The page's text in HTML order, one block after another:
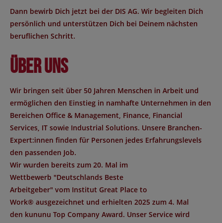
Dann bewirb Dich jetzt bei der DIS AG. Wir begleiten Dich
persönlich und unterstützen Dich bei Deinem nächsten
beruflichen Schritt.
Über uns
Wir bringen seit über 50 Jahren Menschen in Arbeit und
ermöglichen den Einstieg in namhafte Unternehmen in den
Bereichen Office & Management, Finance, Financial
Services, IT sowie Industrial Solutions. Unsere Branchen-
Expert:innen finden für Personen jedes Erfahrungslevels
den passenden Job.
Wir wurden bereits zum 20. Mal im
Wettbewerb "Deutschlands Beste
Arbeitgeber" vom Institut Great Place to
Work® ausgezeichnet und erhielten 2025 zum 4. Mal
den kununu Top Company Award. Unser Service wird